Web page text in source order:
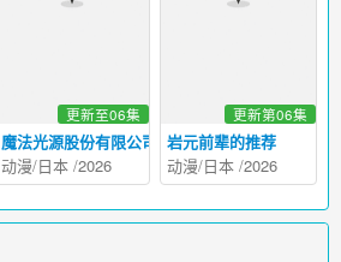
魔法光源股份有限公司第二季
更新至06集
动漫/日本/2026
岩元前辈的推荐
更新第06集
动漫/日本 /2026